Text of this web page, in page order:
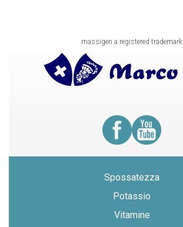
massigen a registered trademark
Spossatezza
Potassio
Vitamine